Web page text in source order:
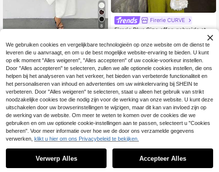
8
EU Warehouse
Firerie Plus Plus Size
dames zomerse elegante witte V-h
als vleermuismouw wijde pijpen jum
psuit, feest zakelijk casual kantoor
strand vakantie rugloos met bandje
s kleding
30.99€
Firerie CURVE
Firerie Plus Size effen gebreide stre
tch gestructureerde stof, asymmetri
sch schouderknoopontwerp, rechte
broekjumpsuit voor dames
We gebruiken cookies en vergelijkbare technologieën op onze website om de dienst te
leveren die u aanvraagt, en om u de best mogelijke website-ervaring te bieden. U kunt
op elk moment "Alles weigeren", "Alles accepteren" of uw cookie-voorkeur instellen.
Door "Alles accepteren" te selecteren, zullen we alle optionele cookies instellen, die ons
helpen bij het analyseren van het verkeer, het bieden van verbeterde functionaliteit en
het personaliseren van inhoud en advertenties om uw winkelervaring bij SHEIN te
verbeteren. Door "Alles weigeren" te selecteren, staat u alleen het gebruik van strikt
noodzakelijke cookies toe die nodig zijn voor de werking van onze website. U kunt deze
uitschakelen door uw browserinstellingen te wijzigen, maar dit kan van invloed zijn op
de werking van de website. Om meer te weten te komen over de cookies die we
gebruiken en om uw optionele cookie-instellingen aan te passen, selecteert u "Cookies
beheren". Voor meer informatie over hoe we de door ons verzamelde gegevens
verwerken, klikt u hier om ons Privacybeleid te bekijken.
Verwerp Alles Accepteer Alles